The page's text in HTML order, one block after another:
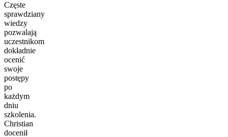
Częste
sprawdziany
wiedzy
pozwalają
uczestnikom
dokładnie
ocenić
swoje
postępy
po
każdym
dniu
szkolenia.
Christian
docenił